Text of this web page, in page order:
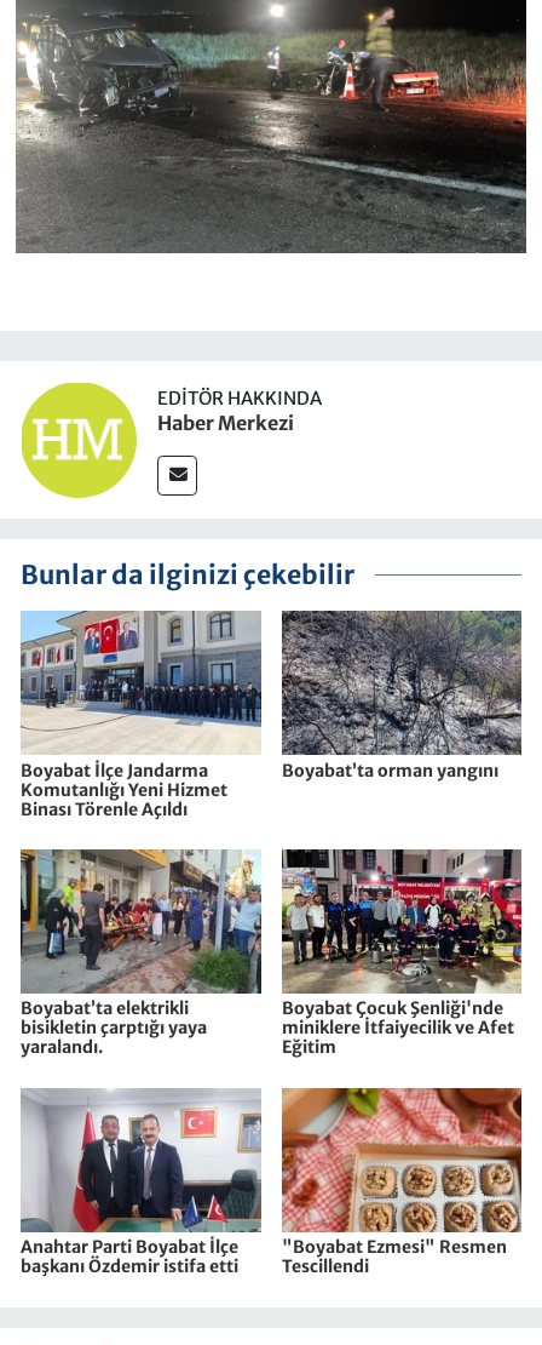
EDITÖR HAKKINDA
Haber Merkezi
Bunlar da ilginizi çekebilir
Boyabat İlçe Jandarma
Komutanlığı Yeni Hizmet
Binası Törenle Açıldı
Boyabat’ta orman yangını
Boyabat’ta elektrikli
bisikletin çarptığı yaya
yaralandı.
Boyabat Çocuk Şenliği'nde
miniklere İtfaiyecilik ve Afet
Eğitim
Anahtar Parti Boyabat İlçe
başkanı Özdemir istifa etti
"Boyabat Ezmesi" Resmen
Tescillendi